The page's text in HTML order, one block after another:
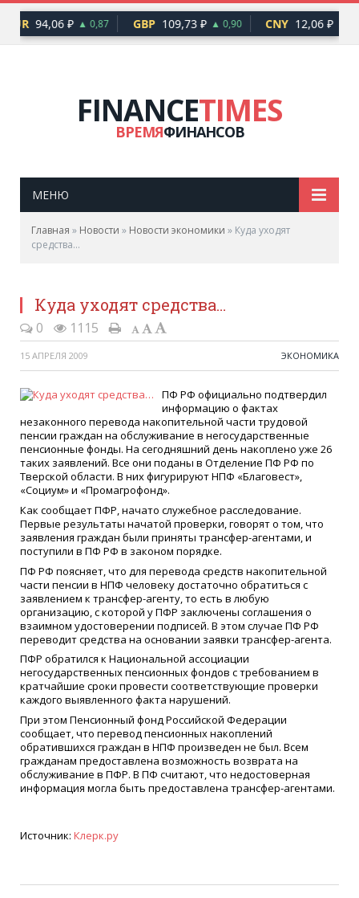
EUR 94,06 ₽ ▲ 0,87 GBP 109,73 ₽ ▲ 0,90 CNY 12,06 ₽
FINANCETIMES
ВРЕМЯФИНАНСОВ
МЕНЮ
Главная » Новости » Новости экономики » Куда уходят
средства…
Куда уходят средства…
0 1115
15 АПРЕЛЯ 2009 ЭКОНОМИКА
ПФ РФ официально подтвердил
информацию о фактах
незаконного перевода накопительной части трудовой
пенсии граждан на обслуживание в негосударственные
пенсионные фонды. На сегодняшний день накоплено уже 26
таких заявлений. Все они поданы в Отделение ПФ РФ по
Тверской области. В них фигурируют НПФ «Благовест»,
«Социум» и «Промагрофонд».
Как сообщает ПФР, начато служебное расследование.
Первые результаты начатой проверки, говорят о том, что
заявления граждан были приняты трансфер-агентами, и
поступили в ПФ РФ в законом порядке.
ПФ РФ поясняет, что для перевода средств накопительной
части пенсии в НПФ человеку достаточно обратиться с
заявлением к трансфер-агенту, то есть в любую
организацию, с которой у ПФР заключены соглашения о
взаимном удостоверении подписей. В этом случае ПФ РФ
переводит средства на основании заявки трансфер-агента.
ПФР обратился к Национальной ассоциации
негосударственных пенсионных фондов с требованием в
кратчайшие сроки провести соответствующие проверки
каждого выявленного факта нарушений.
При этом Пенсионный фонд Российской Федерации
сообщает, что перевод пенсионных накоплений
обратившихся граждан в НПФ произведен не был. Всем
гражданам предоставлена возможность возврата на
обслуживание в ПФР. В ПФ считают, что недостоверная
информация могла быть предоставлена трансфер-агентами.
Источник: Клерк.ру